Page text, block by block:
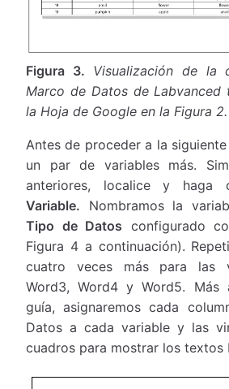
Figura 3. Visualización de la
Marco de Datos de Labvanced
la Hoja de Google en la Figura 2.
Antes de proceder a la
un par de variables más.
anteriores, localice y haga
Variable. Nombramos la
Tipo de Datos configurado
Figura 4 a continuación).
cuatro veces más para las
Word3, Word4 y Word5. Más
guía, asignaremos cada
Datos a cada variable y las
cuadros para mostrar los textos